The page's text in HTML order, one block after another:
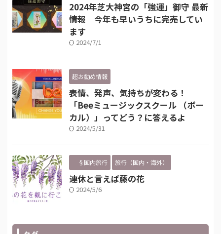
2024年芝大神宮の「強運」御守 最新
情報 今年も早いうちに完売してい
ます
2024/7/1
超お勧め情報
表情、発声、気持ちが変わる！
「Beeミュージックスクール （ボー
カル）」ってどう？に答えるよ
2024/5/31
§国内旅行 旅行（国内・海外）
連休と言えば藤の花
2024/5/6